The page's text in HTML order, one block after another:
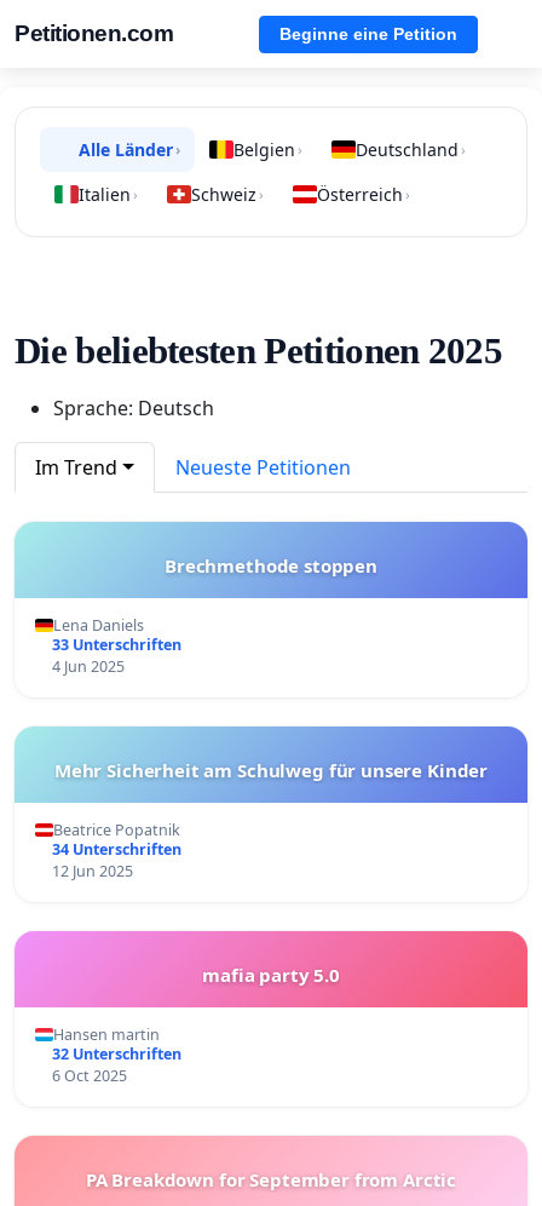
Petitionen.com Beginne eine Petition
Alle Länder› Belgien › Deutschland ›
Italien › Schweiz › Österreich ›
Die beliebtesten Petitionen 2025
Sprache: Deutsch
Im Trend Neueste Petitionen
Brechmethode stoppen
Lena Daniels
33 Unterschriften
4 Jun 2025
Mehr Sicherheit am Schulweg für unsere Kinder
Beatrice Popatnik
34 Unterschriften
12 Jun 2025
mafia party 5.0
Hansen martin
32 Unterschriften
6 Oct 2025
PA Breakdown for September from Arctic